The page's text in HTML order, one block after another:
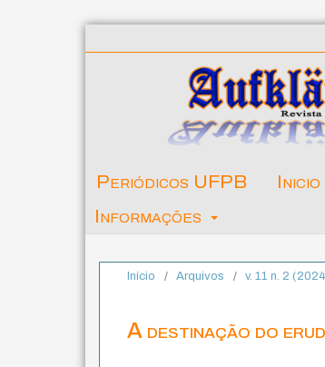
Periódicos UFPB Inicio
Informações
Início / Arquivos / v. 11 n. 2
A destinação do